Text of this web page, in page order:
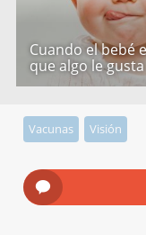
Cuando el bebé
que algo le gusta
Vacunas Visión